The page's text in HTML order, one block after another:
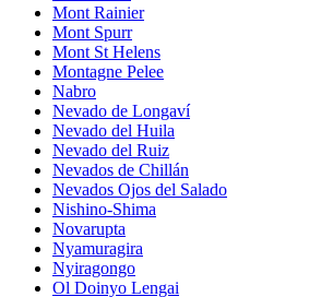
Mont Rainier
Mont Spurr
Mont St Helens
Montagne Pelee
Nabro
Nevado de Longaví
Nevado del Huila
Nevado del Ruiz
Nevados de Chillán
Nevados Ojos del Salado
Nishino-Shima
Novarupta
Nyamuragira
Nyiragongo
Ol Doinyo Lengai